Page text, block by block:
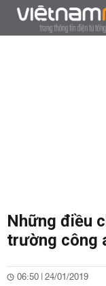
Những điều
trường công
06:50 | 24/01/2019